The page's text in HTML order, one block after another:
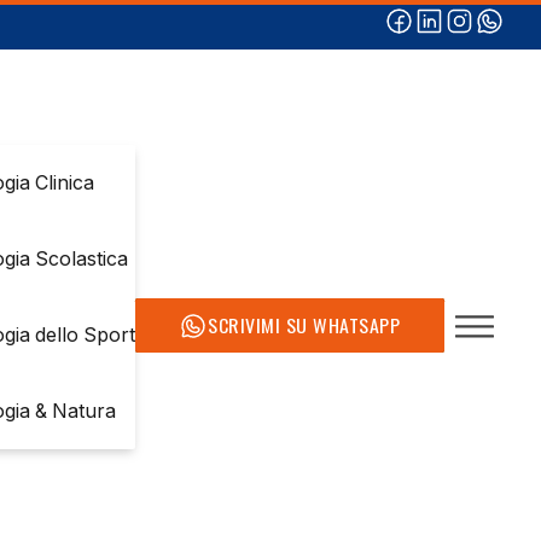
Clinica
Scolastica
dello Sport
& Natura
SCRIVIMI SU WHATSAPP